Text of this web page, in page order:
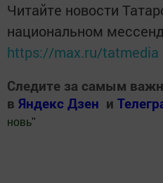
Читайте новости
национальном
https://max.ru/tatmedia
Следите за самым
в Яндекс Дзен и
новь"